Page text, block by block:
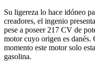
Su ligereza lo hace idóneo
creadores, el ingenio
pese a poseer 217 CV de
motor cuyo origen es danés.
momento este motor solo
gasolina.